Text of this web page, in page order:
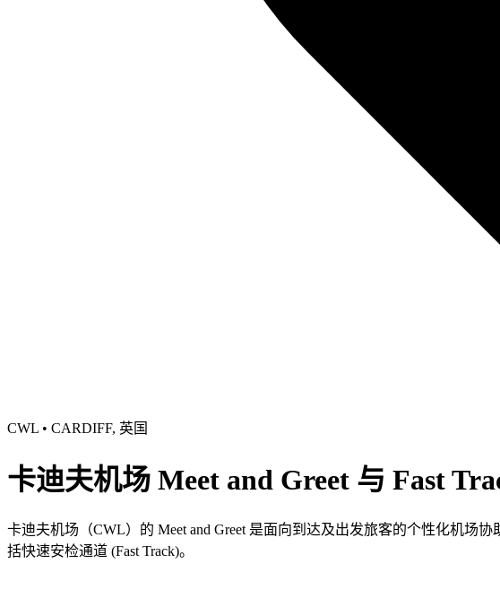
CWL • CARDIFF, 英国
卡迪夫机场 Meet and Greet 与 Fast
卡迪夫机场（CWL）的 Meet and Greet 是面向到达及出发旅客的个性化机场
括快速安检通道 (Fast Track)。